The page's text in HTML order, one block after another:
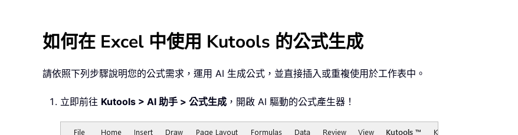
如何在 Excel 中使用 Kutools 的公式生成
請依照下列步驟說明您的公式需求，運用 AI 生成公式，並直接插入或重複使用於工作表中。
立即前往 Kutools > AI 助手 > 公式生成 ，開啟 AI 驅動的公式產生器！